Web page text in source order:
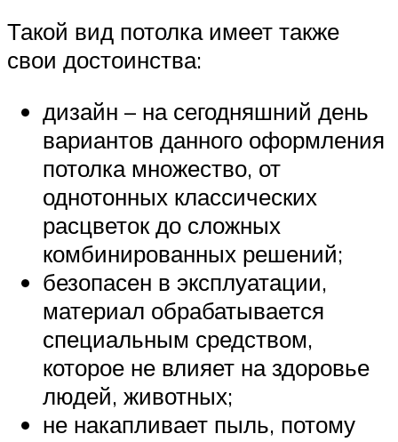
Такой вид потолка имеет также
свои достоинства:
дизайн – на сегодняшний день
вариантов данного оформления
потолка множество, от
однотонных классических
расцветок до сложных
комбинированных решений;
безопасен в эксплуатации,
материал обрабатывается
специальным средством,
которое не влияет на здоровье
людей, животных;
не накапливает пыль, потому